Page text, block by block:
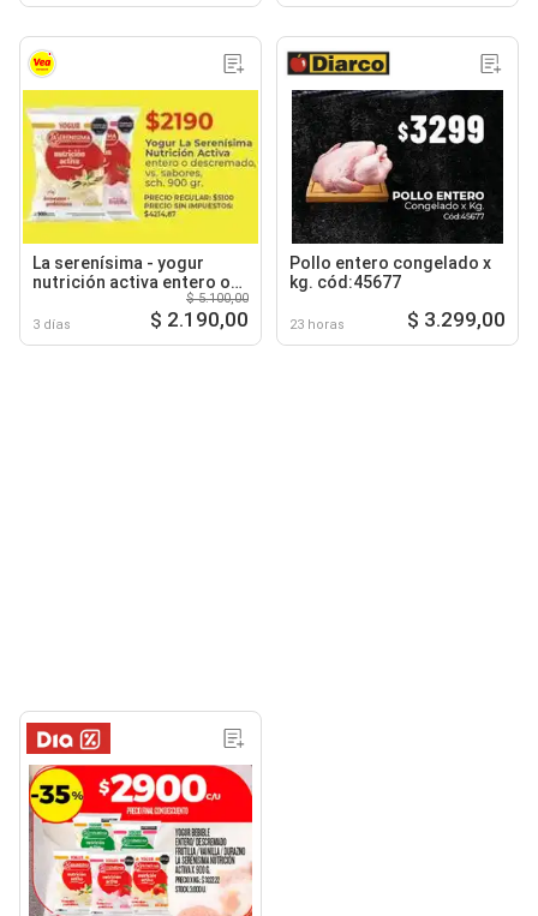
La serenísima - yogur
nutrición activa entero o
descremado, vs. sabores
3 días
$ 5.100,00
$ 2.190,00
Pollo entero congelado x
kg. cód:45677
23 horas $ 3.299,00